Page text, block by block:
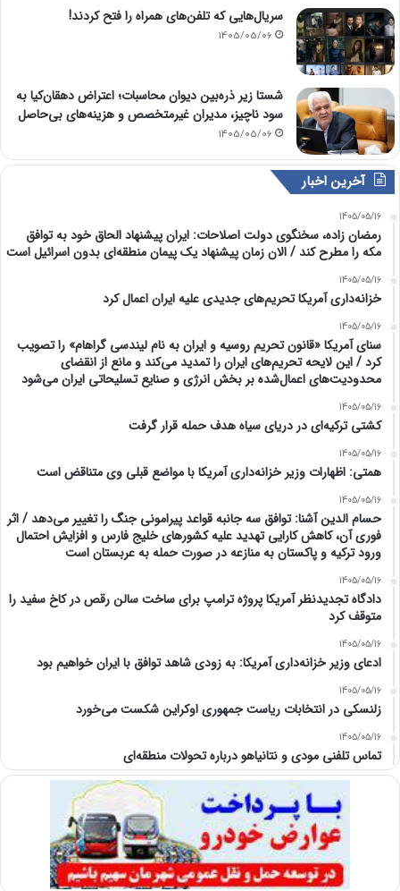
سریال‌هایی که تلفن‌های همراه را فتح کردند!
1405/05/06
شستا زیر ذره‌بین دیوان محاسبات؛ اعتراض دهقان‌کیا به
سود ناچیز، مدیران غیرمتخصص و هزینه‌های بی‌حاصل
1405/05/06
آخرین اخبار
1405/05/16
رمضان زاده، سخنگوی دولت اصلاحات: ایران پیشنهاد الحاق خود به توافق
مکه را مطرح کند / الان زمان پیشنهاد یک پیمان منطقه‌ای بدون اسرائیل است
1405/05/16
خزانه‌داری آمریکا تحریم‌های جدیدی علیه ایران اعمال کرد
1405/05/16
سنای آمریکا «قانون تحریم روسیه و ایران به نام لیندسی گراهام» را تصویب
کرد / این لایحه تحریم‌های ایران را تمدید می‌کند و مانع از انقضای
محدودیت‌های اعمال‌شده بر بخش انرژی و صنایع تسلیحاتی ایران می‌شود
1405/05/16
کشتی ترکیه‌ای در دریای سیاه هدف حمله قرار گرفت
1405/05/16
همتی: اظهارات وزیر خزانه‌داری آمریکا با مواضع قبلی وی متناقض است
1405/05/16
حسام الدین آشنا: توافق سه جانبه قواعد پیرامونی جنگ را تغییر می‌دهد / اثر
فوری آن، کاهش کارایی تهدید علیه کشور‌های خلیج فارس و افزایش احتمال
ورود ترکیه و پاکستان به منازعه در صورت حمله به عربستان است
1405/05/16
دادگاه تجدیدنظر آمریکا پروژه ترامپ برای ساخت سالن رقص در کاخ سفید را
متوقف کرد
1405/05/16
ادعای وزیر خزانه‌داری آمریکا: به زودی شاهد توافق با ایران خواهیم بود
1405/05/16
زلنسکی در انتخابات ریاست جمهوری اوکراین شکست می‌خورد
1405/05/16
تماس تلفنی مودی و نتانیاهو درباره تحولات منطقه‌ای